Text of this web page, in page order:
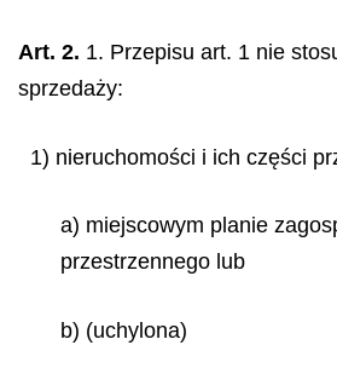
Art. 2. 1. Przepisu art. 1 nie
sprzedaży:
1) nieruchomości i ich części
a) miejscowym planie
przestrzennego lub
b) (uchylona)